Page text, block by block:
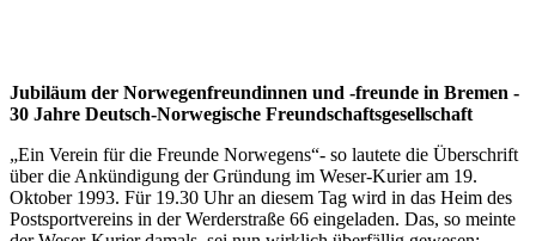
Jubiläum der Norwegenfreundinnen und -freunde in Bremen -
30 Jahre Deutsch-Norwegische Freundschaftsgesellschaft
„Ein Verein für die Freunde Norwegens“- so lautete die Überschrift
über die Ankündigung der Gründung im Weser-Kurier am 19.
Oktober 1993. Für 19.30 Uhr an diesem Tag wird in das Heim des
Postsportvereins in der Werderstraße 66 eingeladen. Das, so meinte